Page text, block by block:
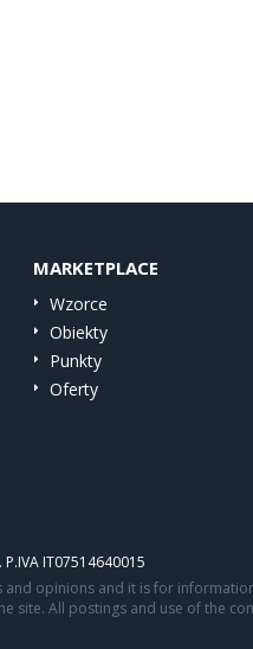
MARKETPLACE
Wzorce
Obiekty
Punkty
Oferty
IT07514640015
opinions and it is for
site. All postings and use of the